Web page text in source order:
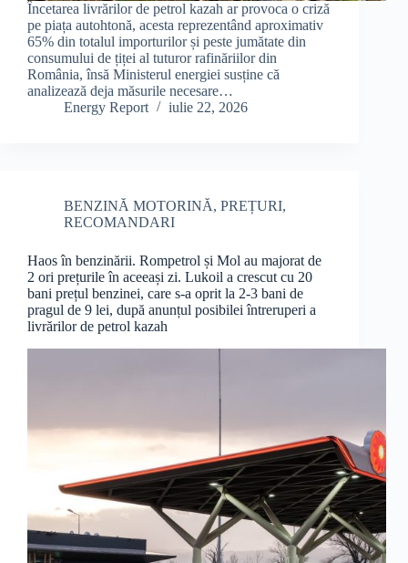
Încetarea livrărilor de petrol kazah ar provoca o criză
pe piața autohtonă, acesta reprezentând aproximativ
65% din totalul importurilor și peste jumătate din
consumului de țiței al tuturor rafinăriilor din
România, însă Ministerul energiei susține că
analizează deja măsurile necesare…
Energy Report
iulie 22, 2026
BENZINĂ MOTORINĂ, PREȚURI,
RECOMANDARI
Haos în benzinării. Rompetrol și Mol au majorat de
2 ori prețurile în aceeași zi. Lukoil a crescut cu 20
bani prețul benzinei, care s-a oprit la 2-3 bani de
pragul de 9 lei, după anunțul posibilei întreruperi a
livrărilor de petrol kazah